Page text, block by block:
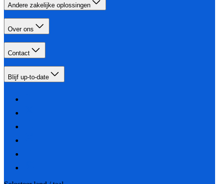
Andere zakelijke oplossingen
Over ons
Contact
Blijf up-to-date